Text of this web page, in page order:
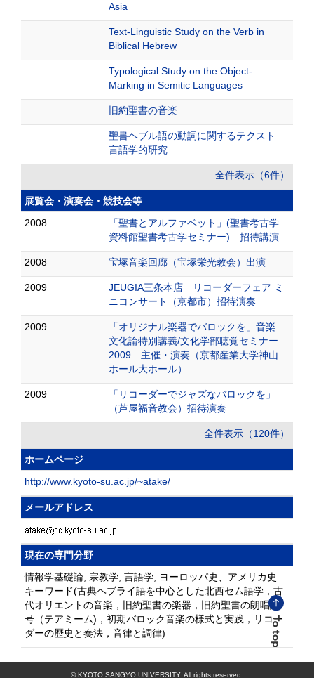
Asia
Text-Linguistic Study on the Verb in
Biblical Hebrew
Typological Study on the Object-
Marking in Semitic Languages
旧約聖書の音楽
聖書ヘブル語の動詞に関するテクスト
言語学的研究
全件表示（6件）
展覧会・演奏会・競技会等
2008
「聖書とアルファベット」(聖書考古学
資料館聖書考古学セミナー) 招待講演
2008 宝塚音楽回廊（宝塚栄光教会）出演
2009
JEUGIA三条本店 リコーダーフェア ミ
ニコンサート（京都市）招待演奏
2009
「オリジナル楽器でバロックを」音楽
文化論特別講義/文化学部聴覚セミナー
2009 主催・演奏（京都産業大学神山
ホール大ホール）
2009
「リコーダーでジャズなバロックを」
（芦屋福音教会）招待演奏
全件表示（120件）
ホームページ
http://www.kyoto-su.ac.jp/~atake/
メールアドレス
現在の専門分野
情報学基礎論, 宗教学, 言語学, ヨーロッパ史、アメリカ史
キーワード(古典ヘブライ語を中心とした北西セム語学，古
代オリエントの音楽，旧約聖書の楽器，旧約聖書の朗唱記
号（テアミーム)，初期バロック音楽の様式と実践，リコー
ダーの歴史と奏法，音律と調律)
© KYOTO SANGYO UNIVERSITY. All rights reserved.